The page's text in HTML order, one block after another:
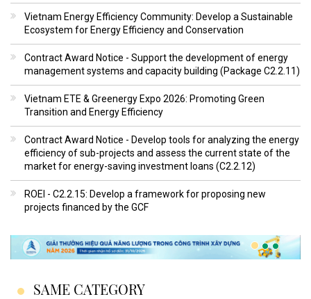
Vietnam Energy Efficiency Community: Develop a Sustainable
Ecosystem for Energy Efficiency and Conservation
Contract Award Notice - Support the development of energy
management systems and capacity building (Package C2.2.11)
Vietnam ETE & Greenergy Expo 2026: Promoting Green
Transition and Energy Efficiency
Contract Award Notice - Develop tools for analyzing the energy
efficiency of sub-projects and assess the current state of the
market for energy-saving investment loans (C2.2.12)
ROEI - C2.2.15: Develop a framework for proposing new
projects financed by the GCF
SAME CATEGORY